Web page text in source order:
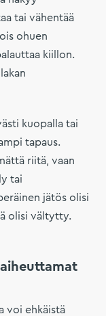
tai vähentää
ohuen
kiillon.
kuopalla tai
tapaus.
riitä, vaan
tai
jätös olisi
olisi vältytty.
voi ehkäistä